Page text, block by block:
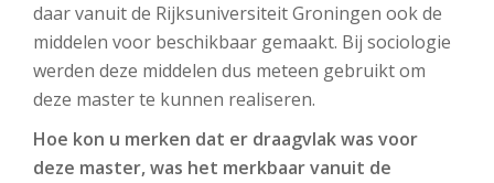
daar vanuit de Rijksuniversiteit Groningen ook de
middelen voor beschikbaar gemaakt. Bij sociologie
werden deze middelen dus meteen gebruikt om
deze master te kunnen realiseren.
Hoe kon u merken dat er draagvlak was voor
deze master, was het merkbaar vanuit de